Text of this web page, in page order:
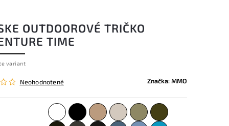
OUTDOOROVÉ TRIČKO
TIME
variant
Neohodnotené Značka:MMO